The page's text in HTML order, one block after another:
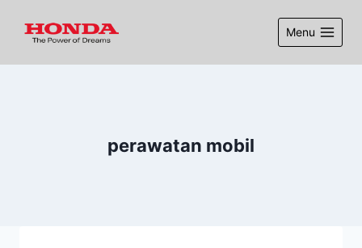
Menu
perawatan mobil